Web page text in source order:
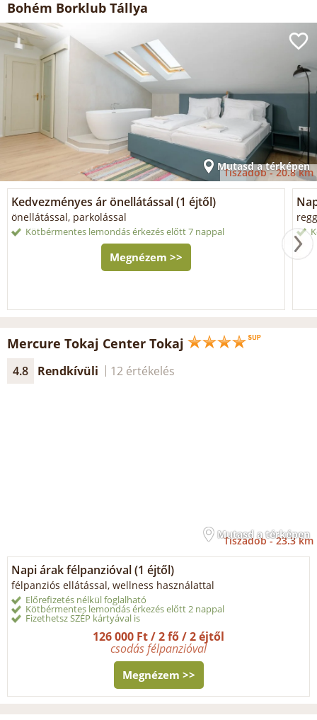
Bohém Borklub Tállya
Mutasd a térképen
Tiszadob -20.8 km
Kedvezményes ár önellátással (1 éjtől)
önellátással, parkolással
Kötbérmentes lemondás érkezés előtt 7 nappal
Megnézem >>
Mercure Tokaj Center Tokaj
4.8 Rendkívüli 12 értékelés
Mutasd a térképen
Tiszadob -23.3 km
Napi árak félpanzióval (1 éjtől)
félpanziós ellátással, wellness használattal
Előrefizetés nélkül foglalható
Kötbérmentes lemondás érkezés előtt 2 nappal
Fizethetsz SZÉP kártyával is
126 000 Ft / 2 fő / 2 éjtől
csodás félpanzióval
Megnézem >>